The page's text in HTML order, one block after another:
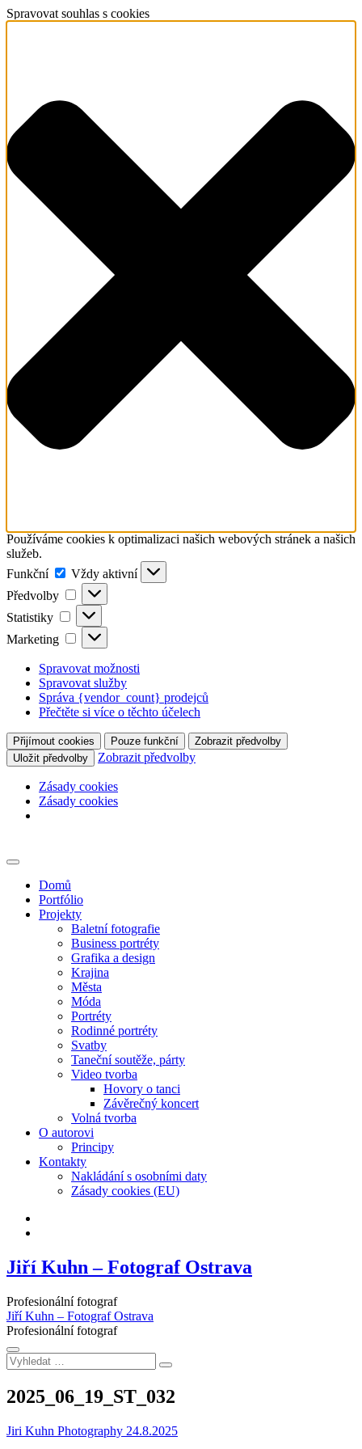
Spravovat souhlas s cookies
Používáme cookies k optimalizaci našich webových stránek a našich
služeb.
Funkční
Funkční
Vždy aktivní
Předvolby
Předvolby
Statistiky Statistiky
Marketing Marketing
Spravovat možnosti
Spravovat služby
Správa {vendor_count} prodejců
Přečtěte si více o těchto účelech
Přijímout cookies Pouze funkční
Zobrazit předvolby
Uložit předvolby
Zobrazit předvolby
Zásady cookies
Zásady cookies
to
Domů
Portfólio
Projekty
Baletní fotografie
Business portréty
Grafika a design
Krajina
Města
Móda
Portréty
Rodinné portréty
Svatby
Taneční soutěže, párty
Video tvorba
Hovory o tanci
Závěrečný koncert
Volná tvorba
O autorovi
Principy
Kontakty
Nakládání s osobními daty
Zásady cookies (EU)
Jiří Kuhn – Fotograf Ostrava
Profesionální fotograf
Jiří Kuhn – Fotograf Ostrava
Profesionální fotograf
Vyhledat
…
2025_06_19_ST_032
Jiri Kuhn Photography 24.8.2025